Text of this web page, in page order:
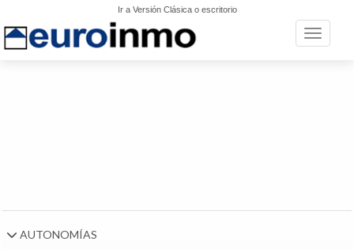
Ir a Versión Clásica o escritorio
Toggle
AUTONOMÍAS